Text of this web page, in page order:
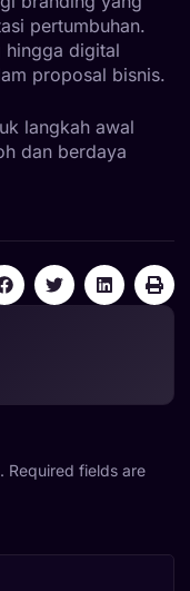
pertumbuhan.
hingga digital
proposal bisnis.
langkah awal
dan berdaya
Required fields are